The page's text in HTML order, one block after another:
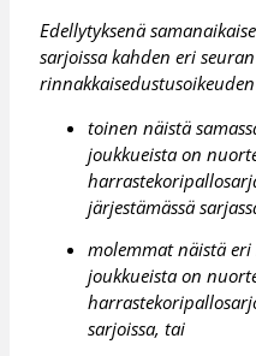
Edellytyksenä
sarjoissa kahden eri
toinen näistä
joukkueista on
järjestämässä
molemmat näistä
joukkueista on
sarjoissa, tai